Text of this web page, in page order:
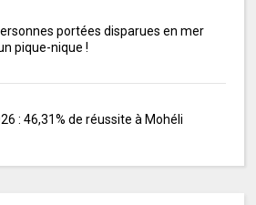
portées disparues en mer
pique-nique !
: 46,31% de réussite à Mohéli